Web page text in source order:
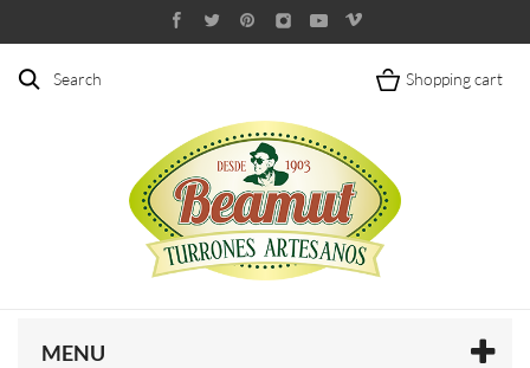
Search Shopping cart
MENU